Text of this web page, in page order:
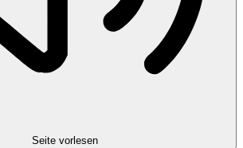
Seite vorlesen